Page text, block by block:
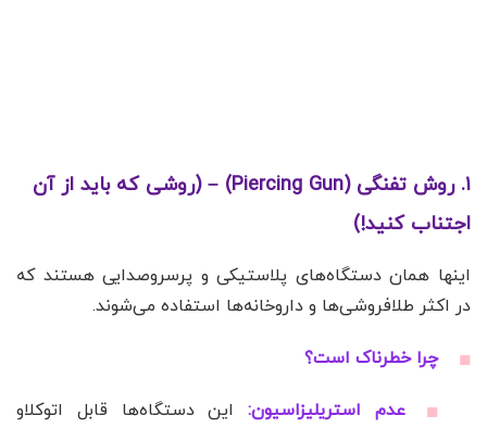
۱. روش تفنگی (Piercing Gun) – (روشی که باید از آن
اجتناب کنید!)
اینها همان دستگاه‌های پلاستیکی و پرسروصدایی هستند که
در اکثر طلافروشی‌ها و داروخانه‌ها استفاده می‌شوند.
چرا خطرناک است؟
عدم استریلیزاسیون:این دستگاه‌ها قابل اتوکلاو